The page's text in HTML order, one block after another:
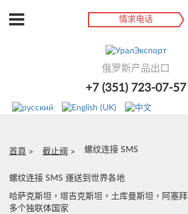
情求电话
俄罗斯产品出口
+7 (351) 723-07-57
首頁 截止阀 螺纹连接 SMS
螺纹连接 SMS 運送到世界各地
哈萨克斯坦，塔吉克斯坦，土库曼斯坦，阿塞
多个独联体国家